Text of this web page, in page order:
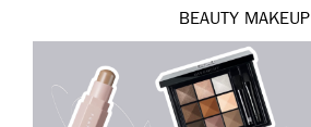
BEAUTY MAKEUP